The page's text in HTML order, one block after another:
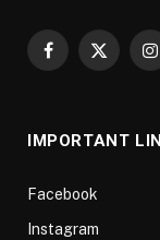
Facebook
X
IMPORTANT
Facebook
Instagram